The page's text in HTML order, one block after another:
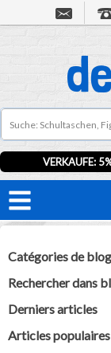
VERKAUFE:
Catégories de
Rechercher dans
Derniers articles
Articles populaires